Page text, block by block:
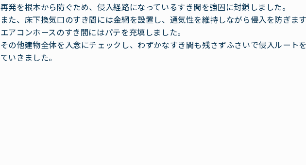
再発を根本から防ぐため、侵入経路になっているすき間を強固に封鎖しました。
また、床下換気口のすき間には金網を設置し、通気性を維持しながら侵入を防ぎます
エアコンホースのすき間にはパテを充填しました。
その他建物全体を入念にチェックし、わずかなすき間も残さずふさいで侵入ルート
ていきました。